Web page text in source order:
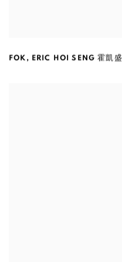
FOK , ERIC HOI SENG 霍凱盛